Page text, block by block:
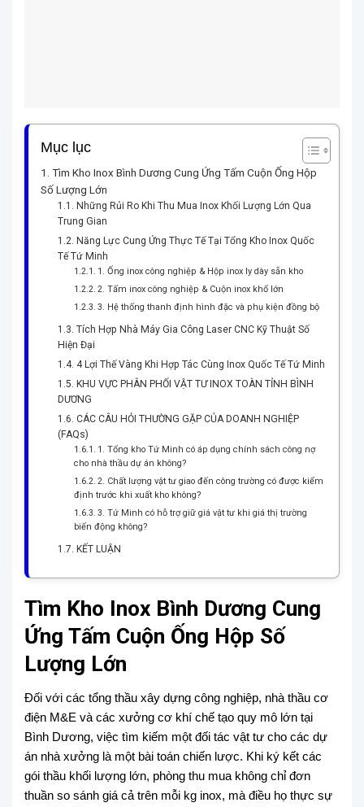
Mục lục
Tìm Kho Inox Bình Dương Cung Ứng Tấm Cuộn Ống Hộp
Số Lượng Lớn
Những Rủi Ro Khi Thu Mua Inox Khối Lượng Lớn Qua
Trung Gian
Năng Lực Cung Ứng Thực Tế Tại Tổng Kho Inox Quốc
Tế Tứ Minh
1. Ống inox công nghiệp & Hộp inox ly dày sẵn kho
2. Tấm inox công nghiệp & Cuộn inox khổ lớn
3. Hệ thống thanh định hình đặc và phụ kiện đồng bộ
Tích Hợp Nhà Máy Gia Công Laser CNC Kỹ Thuật Số
Hiện Đại
4 Lợi Thế Vàng Khi Hợp Tác Cùng Inox Quốc Tế Tứ Minh
KHU VỰC PHÂN PHỐI VẬT TƯ INOX TOÀN TỈNH BÌNH
DƯƠNG
CÁC CÂU HỎI THƯỜNG GẶP CỦA DOANH NGHIỆP
(FAQs)
1. Tổng kho Tứ Minh có áp dụng chính sách công nợ
cho nhà thầu dự án không?
2. Chất lượng vật tư giao đến công trường có được kiểm
định trước khi xuất kho không?
3. Tứ Minh có hỗ trợ giữ giá vật tư khi giá thị trường
biến động không?
KẾT LUẬN
Tìm Kho Inox Bình Dương Cung
Ứng Tấm Cuộn Ống Hộp Số
Lượng Lớn
Đối với các tổng thầu xây dựng công nghiệp, nhà thầu cơ
điện M&E và các xưởng cơ khí chế tạo quy mô lớn tại
Bình Dương, việc tìm kiếm một đối tác vật tư cho các dự
án nhà xưởng là một bài toán chiến lược. Khi ký kết các
gói thầu khối lượng lớn, phòng thu mua không chỉ đơn
thuần so sánh giá cả trên mỗi kg inox, mà điều họ thực sự